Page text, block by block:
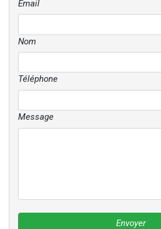
Email
Nom
Téléphone
Message
Envoyer